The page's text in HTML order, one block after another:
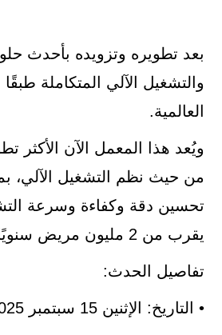
بعد تطويره وتزويده بأحدث
والتشغيل الآلي المتكاملة طبقًا
العالمية.
ويُعد هذا المعمل الآن الأكثر
من حيث نظم التشغيل الآلي،
تحسين دقة وكفاءة وسرعة
يقرب من 2 مليون مريض سنويًا.
تفاصيل الحدث:
• التاريخ: الإثنين 15 سبتمبر 2025